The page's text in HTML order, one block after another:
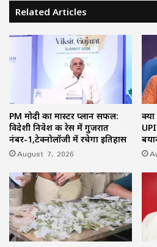
Related Articles
PM मोदी का मास्टर प्लान सफल:
विदेशी निवेश की रेस में गुजरात
नंबर-1,टेक्नोलॉजी में रचेगा इतिहास
August 7, 2026